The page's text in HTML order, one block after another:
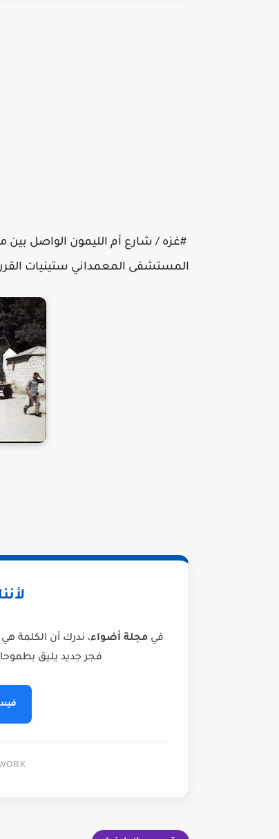
#غزه / شارع أم الليمون الواصل
المستشفى المعمداني ستينيات
في مجلة أضواء، ندرك أن الكلمة
فجر جديد يليق